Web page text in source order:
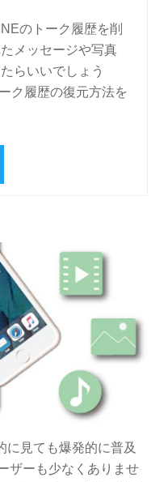
のトーク履歴を削
メッセージや写真
らいいでしょう
ク履歴の復元方法を
に見ても爆発的に普及
ザーも少なくありませ